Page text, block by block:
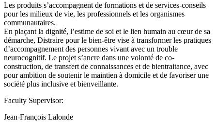
Les produits s’accompagnent de formations et de services-conseils
pour les milieux de vie, les professionnels et les organismes
communautaires.
En plaçant la dignité, l’estime de soi et le lien humain au cœur de sa
démarche, Distraire pour le bien-être vise à transformer les pratiques
d’accompagnement des personnes vivant avec un trouble
neurocognitif. Le projet s’ancre dans une volonté de co-
construction, de transfert de connaissances et de bientraitance, avec
pour ambition de soutenir le maintien à domicile et de favoriser une
société plus inclusive et bienveillante.
Faculty Supervisor:
Jean-François Lalonde